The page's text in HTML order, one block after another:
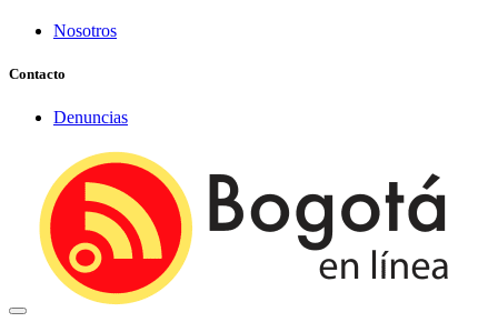
Nosotros
Contacto
Denuncias